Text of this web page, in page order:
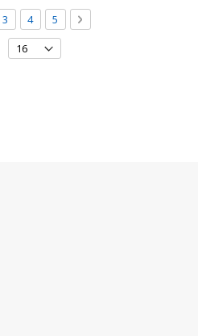
actuellement la page
Page
3 Page
4 Page
5 Page
Suivant